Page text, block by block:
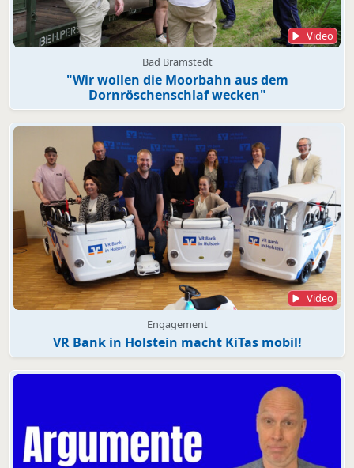
Video
Bad Bramstedt
"Wir wollen die Moorbahn aus dem
Dornröschenschlaf wecken"
Video
Engagement
VR Bank in Holstein macht KiTas mobil!